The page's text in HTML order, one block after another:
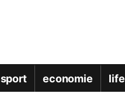
sport economie life